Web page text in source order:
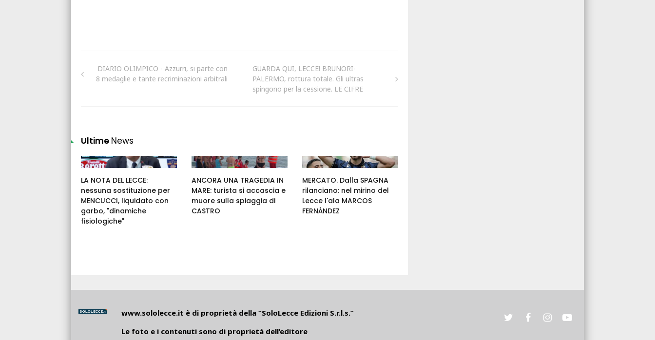
DIARIO OLIMPICO - Azzurri, si parte con
8 medaglie e tante recriminazioni arbitrali
GUARDA QUI, LECCE! BRUNORI-
PALERMO, rottura totale. Gli ultras
spingono per la cessione. LE CIFRE
Ultime News
LA NOTA DEL LECCE:
nessuna sostituzione per
MENCUCCI, liquidato con
garbo, "dinamiche
fisiologiche"
ANCORA UNA TRAGEDIA IN
MARE: turista si accascia e
muore sulla spiaggia di
CASTRO
MERCATO. Dalla SPAGNA
rilanciano: nel mirino del
Lecce l'ala MARCOS
FERNÁNDEZ
www.sololecce.it è di proprietà della “SoloLecce Edizioni S.r.l.s.”
Le foto e i contenuti sono di proprietà dell’editore